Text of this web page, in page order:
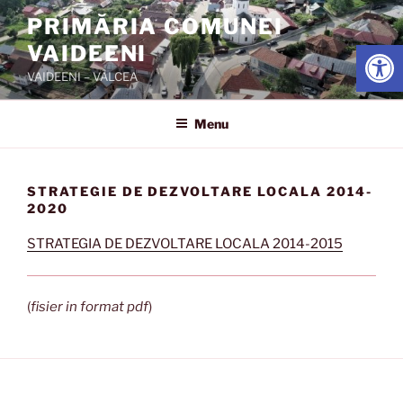
Skip
to
content
PRIMĂRIA COMUNEI
VAIDEENI
VAIDEENI – VÂLCEA
Menu
STRATEGIE DE DEZVOLTARE LOCALA 2014-
2020
STRATEGIA DE DEZVOLTARE LOCALA 2014-2015
(fisier in format pdf)